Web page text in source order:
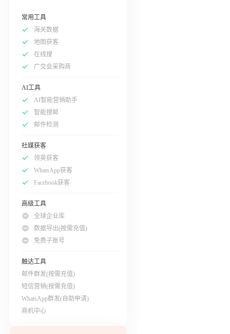
常用工具
海关数据
地图获客
在线搜
广交会采购商
AI工具
AI智能营销助手
智能搜邮
邮件检测
社媒获客
领英获客
WhatsApp获客
Facebook获客
高级工具
全球企业库
数据导出(按需充值)
免费子账号
触达工具
邮件群发(按需充值)
短信营销(按需充值)
WhatsApp群发(自助申请)
商机中心